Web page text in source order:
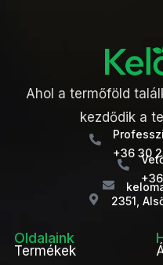
Ahol a termőföld
kezdődik a
+36 30
2351,
Oldalaink
Termékek